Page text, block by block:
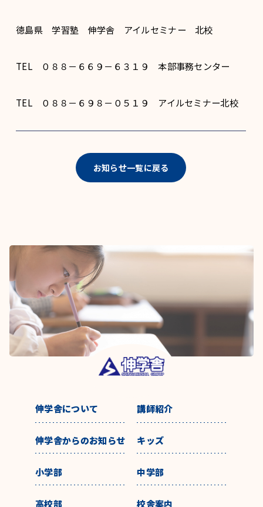
徳島県 学習塾 伸学舎 アイルセミナー 北校
TEL ０８８－６６９－６３１９ 本部事務センター
TEL ０８８－６９８－０５１９ アイルセミナー北校
お知らせ一覧に戻る
伸学舎について 講師紹介
伸学舎からのお知らせ キッズ
小学部 中学部
高校部 校舎案内